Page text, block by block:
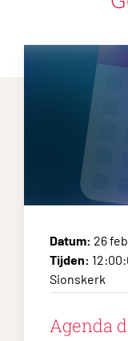
Datum: 26
Tijden:
Sionskerk
Agenda